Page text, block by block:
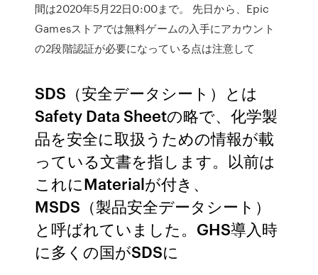
間は2020年5月22日0:00まで。 先日から、Epic
Gamesストアでは無料ゲームの入手にアカウント
の2段階認証が必要になっている点は注意して
SDS（安全データシート）とは
Safety Data Sheetの略で、化学製
品を安全に取扱うための情報が載
っている文書を指します。以前は
これにMaterialが付き、
MSDS（製品安全データシート）
と呼ばれていました。GHS導入時
に多くの国がSDSに